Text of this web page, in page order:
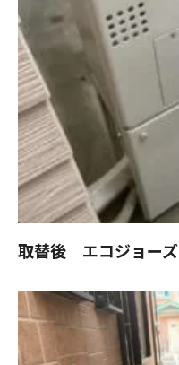
取替後 エコジョーズ